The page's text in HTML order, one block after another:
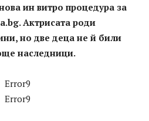
ин витро процедура за
Актрисата роди
но две деца не й били
наследници.
Error9
Error9